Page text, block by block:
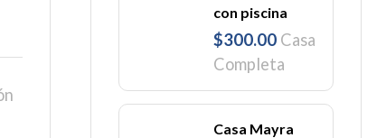
con piscina
$300.00 Casa
Completa
Casa Mayra